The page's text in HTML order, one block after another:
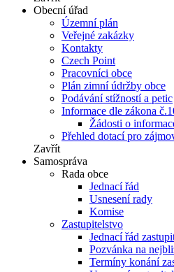
Obecní úřad
Územní plán
Veřejné zakázky
Kontakty
Czech Point
Pracovníci obce
Plán zimní údržby obce
Podávání stížností a petic
Informace dle zákona
Žádosti o
Přehled dotací pro
Zavřít
Samospráva
Rada obce
Jednací řád
Usnesení rady
Komise
Zastupitelstvo
Jednací řád
Pozvánka na
Termíny konání